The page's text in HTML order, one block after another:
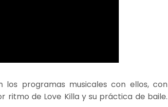
programas musicales con ellos, con
ritmo de Love Killa y su práctica de baile.